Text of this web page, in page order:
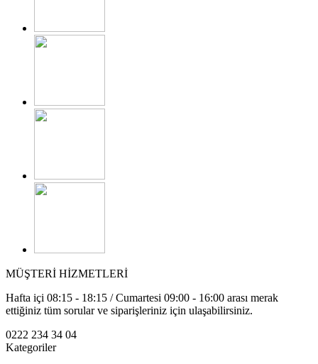
MÜŞTERİ HİZMETLERİ
Hafta içi 08:15 - 18:15 / Cumartesi 09:00 - 16:00 arası merak
ettiğiniz tüm sorular ve siparişleriniz için ulaşabilirsiniz.
0222 234 34 04
Kategoriler